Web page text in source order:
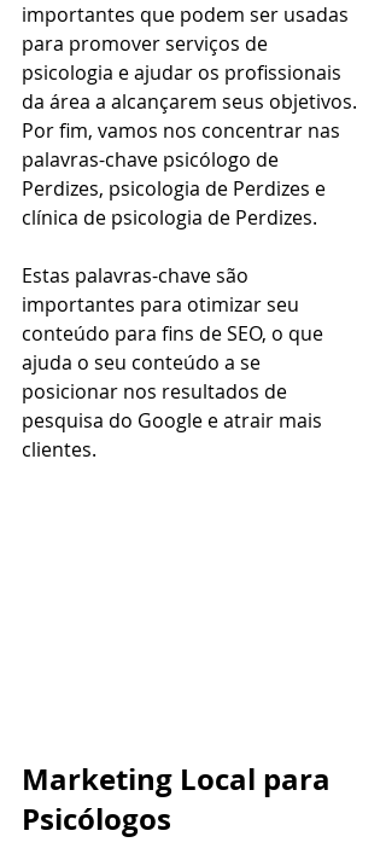
importantes que podem ser usadas
para promover serviços de
psicologia e ajudar os profissionais
da área a alcançarem seus objetivos.
Por fim, vamos nos concentrar nas
palavras-chave psicólogo de
Perdizes, psicologia de Perdizes e
clínica de psicologia de Perdizes.
Estas palavras-chave são
importantes para otimizar seu
conteúdo para fins de SEO, o que
ajuda o seu conteúdo a se
posicionar nos resultados de
pesquisa do Google e atrair mais
clientes.
Marketing Local para
Psicólogos